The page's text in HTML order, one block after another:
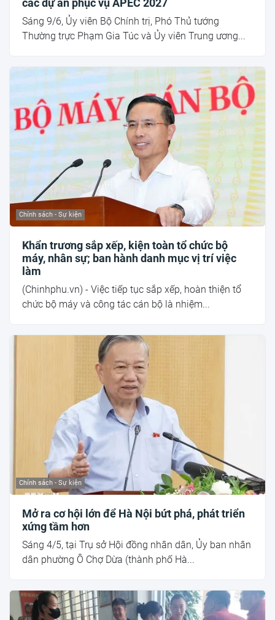
các dự án phục vụ APEC 2027
Sáng 9/6, Ủy viên Bộ Chính trị, Phó Thủ tướng
Thường trực Phạm Gia Túc và Ủy viên Trung ương...
Chính sách - Sự kiện
Khẩn trương sắp xếp, kiện toàn tổ chức bộ
máy, nhân sự; ban hành danh mục vị trí việc
làm
(Chinhphu.vn) - Việc tiếp tục sắp xếp, hoàn thiện tổ
chức bộ máy và công tác cán bộ là nhiệm...
Chính sách - Sự kiện
Mở ra cơ hội lớn để Hà Nội bứt phá, phát triển
xứng tầm hơn
Sáng 4/5, tại Trụ sở Hội đồng nhân dân, Ủy ban nhân
dân phường Ô Chợ Dừa (thành phố Hà...